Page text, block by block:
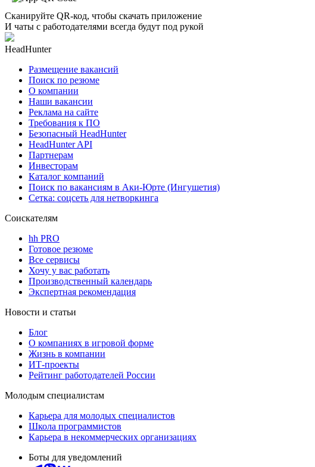
Сканируйте QR-код, чтобы скачать приложение
И чаты с работодателями всегда будут под рукой
HeadHunter
Размещение вакансий
Поиск по резюме
О компании
Наши вакансии
Реклама на сайте
Требования к ПО
Безопасный HeadHunter
HeadHunter API
Партнерам
Инвесторам
Каталог компаний
Поиск по вакансиям в Аки-Юрте (Ингушетия)
Сетка: соцсеть для нетворкинга
Соискателям
hh PRO
Готовое резюме
Все сервисы
Хочу у вас работать
Производственный календарь
Экспертная рекомендация
Новости и статьи
Блог
О компаниях в игровой форме
Жизнь в компании
ИТ-проекты
Рейтинг работодателей России
Молодым специалистам
Карьера для молодых специалистов
Школа программистов
Карьера в некоммерческих организациях
Боты для уведомлений